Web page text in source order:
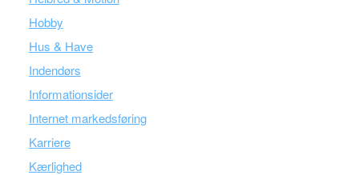
Hobby
Hus & Have
Indendørs
Informationsider
Internet markedsføring
Karriere
Kærlighed